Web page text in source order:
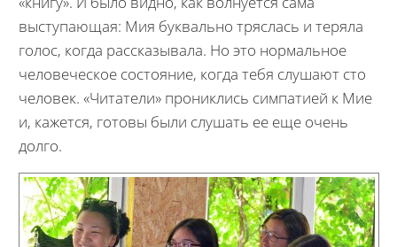
выступающая: Мия буквально тряслась и теряла
голос, когда рассказывала. Но это нормальное
человеческое состояние, когда тебя слушают сто
человек. «Читатели» прониклись симпатией к Мие
и, кажется, готовы были слушать ее еще очень
долго.